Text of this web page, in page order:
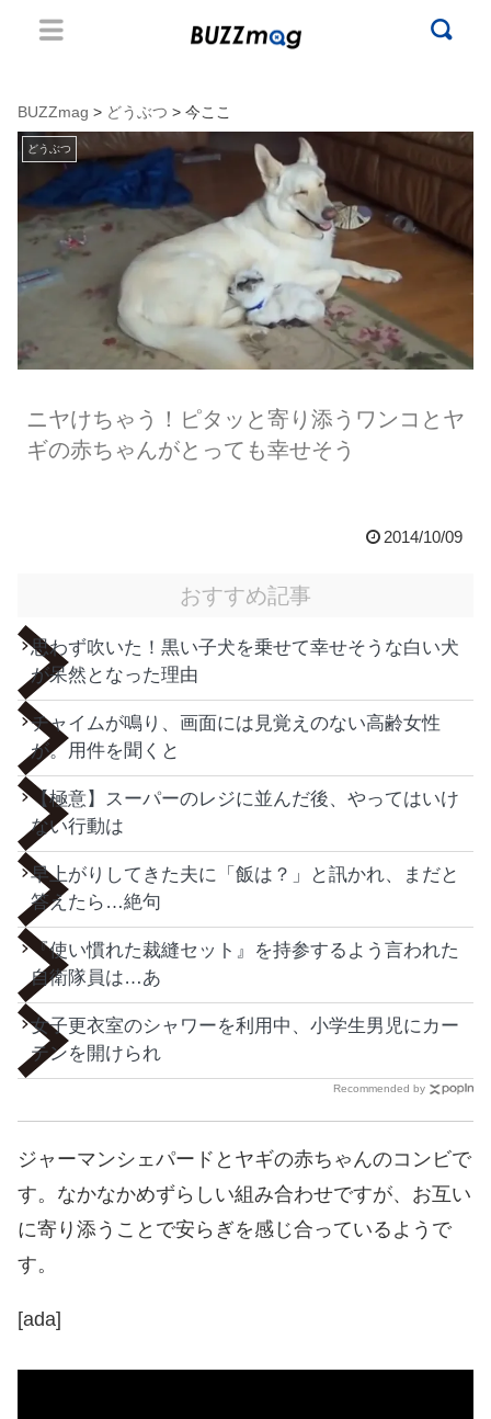
BUZZmag > どうぶつ > 今ここ
どうぶつ
ニヤけちゃう！ピタッと寄り添うワンコとヤ
ギの赤ちゃんがとっても幸せそう
2014/10/09
おすすめ記事
思わず吹いた！黒い子犬を乗せて幸せそうな白い犬
が呆然となった理由
チャイムが鳴り、画面には見覚えのない高齢女性
が。用件を聞くと
【極意】スーパーのレジに並んだ後、やってはいけ
ない行動は
早上がりしてきた夫に「飯は？」と訊かれ、まだと
答えたら…絶句
『使い慣れた裁縫セット』を持参するよう言われた
自衛隊員は…あ
女子更衣室のシャワーを利用中、小学生男児にカー
テンを開けられ
Recommended by
ジャーマンシェパードとヤギの赤ちゃんのコンビで
す。なかなかめずらしい組み合わせですが、お互い
に寄り添うことで安らぎを感じ合っているようで
す。
[ada]